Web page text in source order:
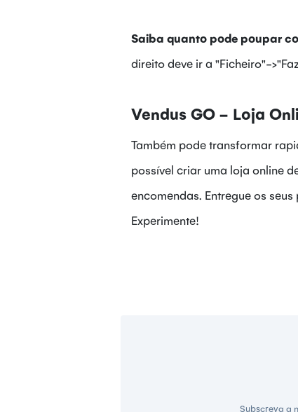
Saiba quanto pode poupar
direito deve ir a "Ficheiro"-
Vendus GO - Loja
Também pode transformar
possível criar uma loja online
encomendas. Entregue os
Experimente!
Subscreva a